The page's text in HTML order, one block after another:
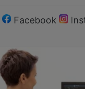
Facebook